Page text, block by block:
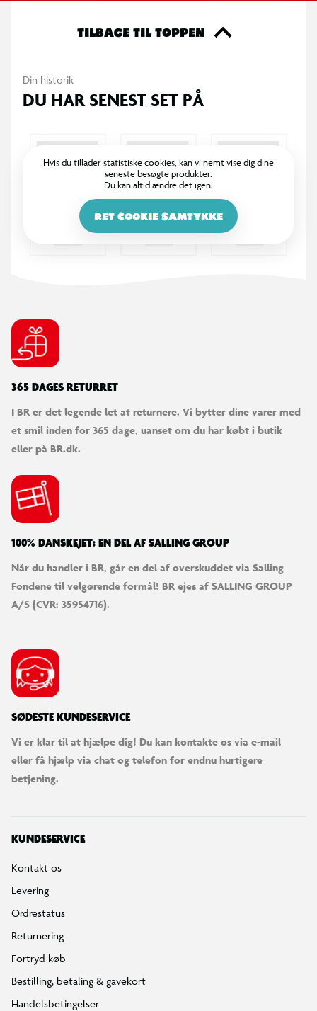
TILBAGE TIL TOPPEN
Din historik
DU HAR SENEST SET PÅ
Hvis du tillader statistiske cookies, kan vi nemt vise dig dine
seneste besøgte produkter.
Du kan altid ændre det igen.
RET COOKIE SAMTYKKE
365 DAGES RETURRET
I BR er det legende let at returnere. Vi bytter dine varer med
et smil inden for 365 dage, uanset om du har købt i butik
eller på BR.dk.
100% DANSKEJET: EN DEL AF SALLING GROUP
Når du handler i BR, går en del af overskuddet via Salling
Fondene til velgørende formål! BR ejes af SALLING GROUP
A/S (CVR: 35954716).
SØDESTE KUNDESERVICE
Vi er klar til at hjælpe dig! Du kan kontakte os via e-mail
eller få hjælp via chat og telefon for endnu hurtigere
betjening.
KUNDESERVICE
Kontakt os
Levering
Ordrestatus
Returnering
Fortryd køb
Bestilling, betaling & gavekort
Handelsbetingelser